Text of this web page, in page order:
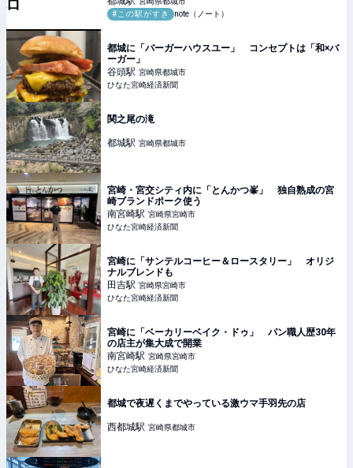
#この駅がすき
note（ノート）
都城に「バーガーハウスユー」 コンセプトは「和×バ
ーガー」
谷頭駅 宮崎県都城市
ひなた宮崎経済新聞
関之尾の滝
都城駅 宮崎県都城市
宮崎・宮交シティ内に「とんかつ峯」 独自熟成の宮
崎ブランドポーク使う
南宮崎駅 宮崎県宮崎市
ひなた宮崎経済新聞
宮崎に「サンテルコーヒー＆ロースタリー」 オリジ
ナルブレンドも
田吉駅 宮崎県宮崎市
ひなた宮崎経済新聞
宮崎に「ベーカリーベイク・ドゥ」 パン職人歴30年
の店主が集大成で開業
南宮崎駅 宮崎県宮崎市
ひなた宮崎経済新聞
都城で夜遅くまでやっている激ウマ手羽先の店
西都城駅 宮崎県都城市